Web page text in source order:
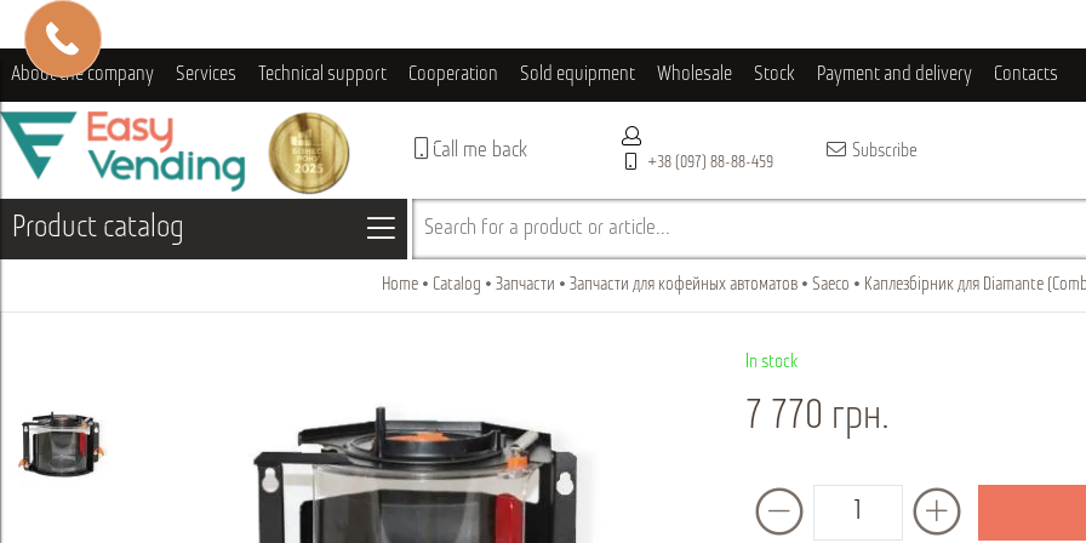
About the company Services Technical support Cooperation Sold equipment Wholesale Stock Payment and delivery Contacts
Call me back
+38 (097) 88-88-459
Subscribe
Product catalog Search for a product or article...
Home Catalog Запчасти Запчасти для кофейных автоматов Saeco Каплезбірник для Diamante
In stock
7 770 грн.